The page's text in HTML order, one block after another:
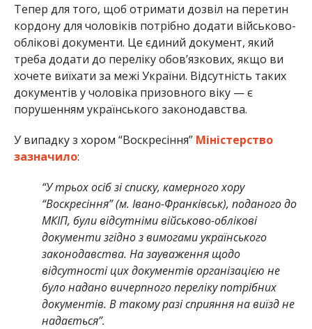
Тепер для того, щоб отримати дозвіл на перетин
кордону для чоловіків потрібно додати військово-
облікові документи. Це єдиний документ, який
треба додати до переліку обов’язкових, якщо ви
хочете виїхати за межі України. Відсутність таких
документів у чоловіка призовного віку — є
порушенням українського законодавства.
У випадку з хором “Воскресіння” Міністерство
зазначило:
“У трьох осіб зі списку, камерного хору
“Воскресіння” (м. Івано-Франківськ), поданого до
МКІП, були відсутніми військово-облікові
документи згідно з вимогами українського
законодавства. На зауваження щодо
відсутності цих документів організацією не
було надано вичерпного переліку потрібних
документів. В такому разі сприяння на виїзд не
надається”.